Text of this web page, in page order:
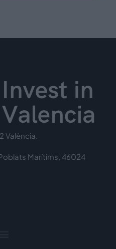
València.
Marítims, 46024